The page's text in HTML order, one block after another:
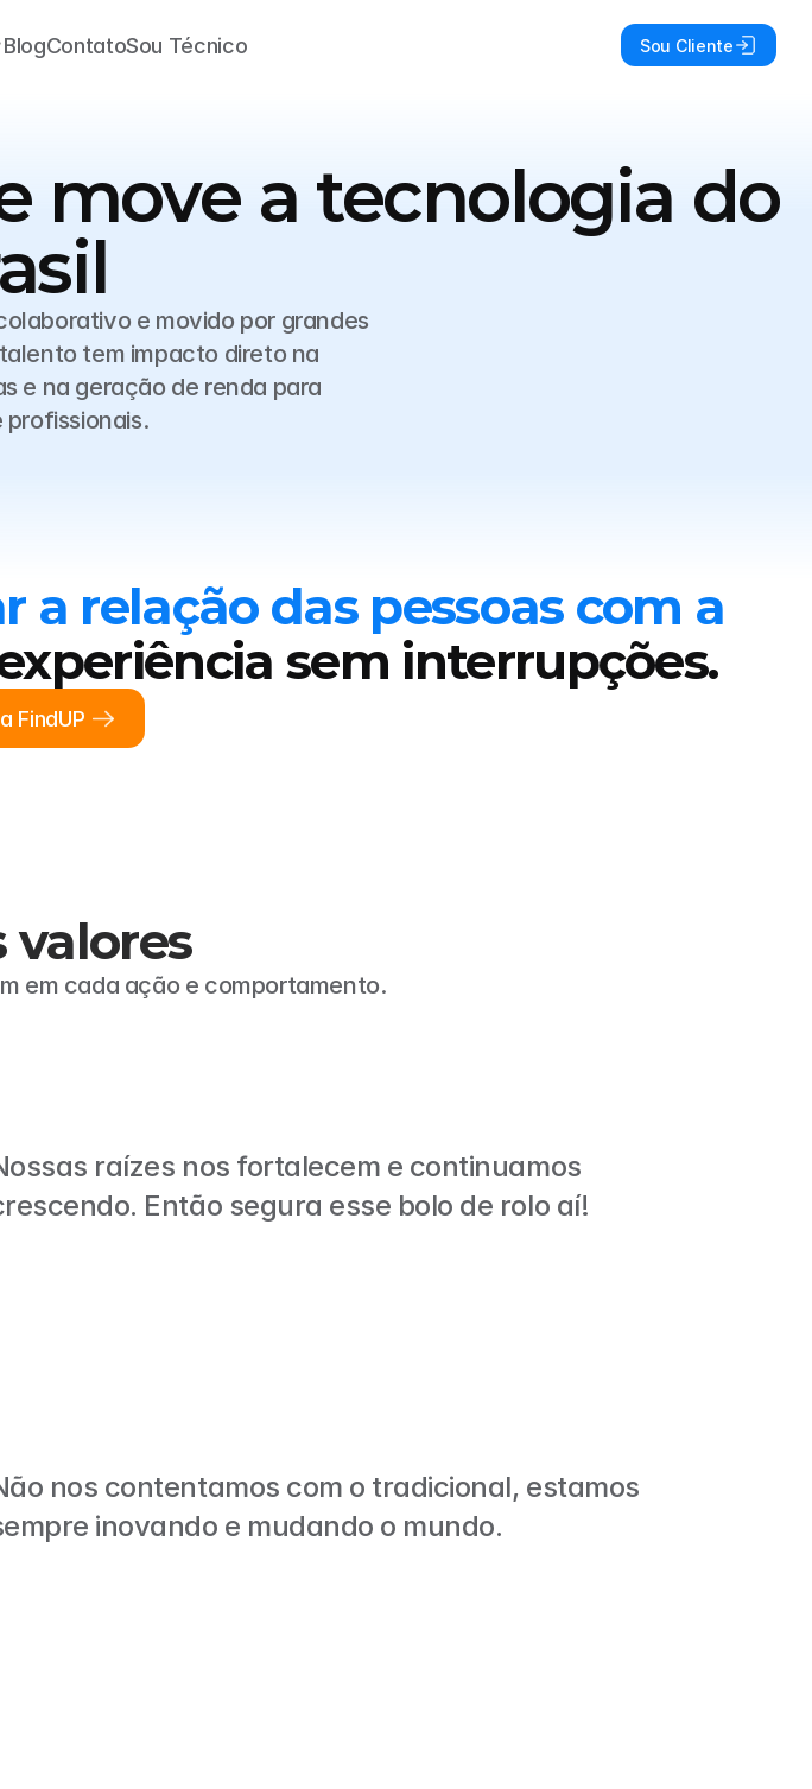
BlogContatoSou Técnico Sou Cliente
move a tecnologia do
e movido por grandes
tem impacto direto na
e na geração de renda para
profissionais.
a relação das pessoas com a
sem interrupções.
FindUP
valores
em cada ação e comportamento.
raízes nos fortalecem e continuamos
Então segura esse bolo de rolo aí!
nos contentamos com o tradicional, estamos
inovando e mudando o mundo.